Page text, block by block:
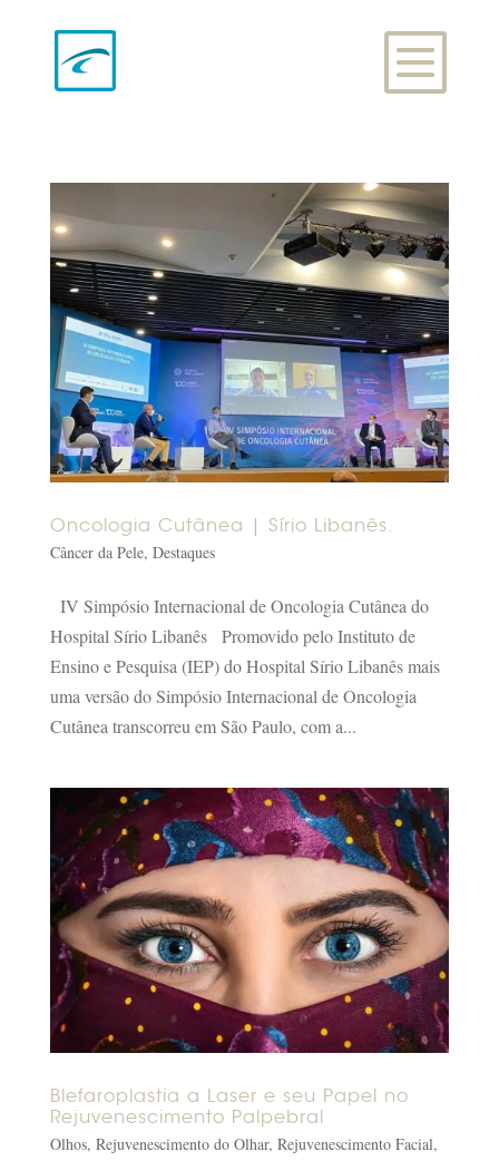
Oncologia Cutânea | Sírio Libanês.
Câncer da Pele, Destaques
IV Simpósio Internacional de Oncologia Cutânea do
Hospital Sírio Libanês Promovido pelo Instituto de
Ensino e Pesquisa (IEP) do Hospital Sírio Libanês mais
uma versão do Simpósio Internacional de Oncologia
Cutânea transcorreu em São Paulo, com a...
Blefaroplastia a Laser e seu Papel no
Rejuvenescimento Palpebral
Olhos, Rejuvenescimento do Olhar, Rejuvenescimento Facial,